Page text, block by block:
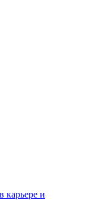
карьере и